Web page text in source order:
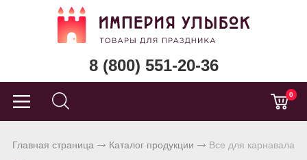
8 (800) 551-20-36
0
Главная страница Каталог продукции Все для карнавала